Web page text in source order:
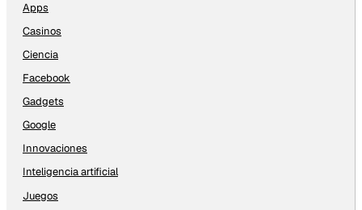
Apps
Casinos
Ciencia
Facebook
Gadgets
Google
Innovaciones
Inteligencia artificial
Juegos